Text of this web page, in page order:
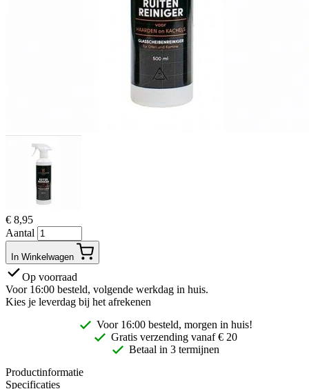
€ 8,95
Aantal
In Winkelwagen
Op voorraad
Voor 16:00 besteld, volgende werkdag in huis.
Kies je leverdag bij het afrekenen
Voor 16:00 besteld, morgen in huis!
Gratis verzending vanaf € 20
Betaal in 3 termijnen
Productinformatie
Specificaties